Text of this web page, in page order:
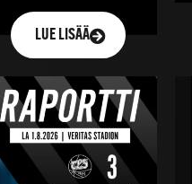
LUE LISÄÄ